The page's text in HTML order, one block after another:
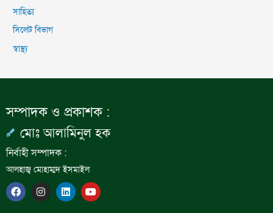
সাহিত্য
সিলেট বিভাগ
স্বাস্থ্য
সম্পাদক ও প্রকাশক :
মোঃ আলামিনুল হক
নির্বাহী সম্পাদক :
আলহাজ্ব মোহাম্মদ ইসমাইল
F
a
c
I
n
s
L
i
n
Y
o
u